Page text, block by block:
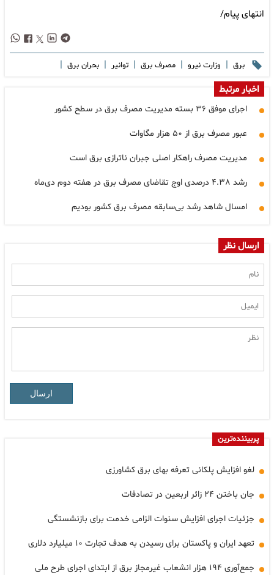
انتهای پیام/
برق | وزارت نیرو | مصرف برق | توانیر | بحران برق |
اخبار مرتبط
اجرای موفق ۳۶ بسته مدیریت مصرف برق در سطح کشور
عبور مصرف برق از ۵۰ هزار مگاوات
مدیریت مصرف راهکار اصلی جبران ناترازی برق است
رشد ۴.۳۸ درصدی اوج تقاضای مصرف برق در هفته دوم دی‌ماه
امسال شاهد رشد بی‌سابقه مصرف برق کشور بودیم
ارسال نظر
ارسال
پربیننده‌ترین
لغو افزایش پلکانی تعرفه بهای برق کشاورزی
جان باختن ۲۴ زائر اربعین در تصادفات
جزئیات اجرای افزایش سنوات الزامی خدمت برای بازنشستگی
تعهد ایران و پاکستان برای رسیدن به هدف تجارت ۱۰ میلیارد دلاری
جمع‌آوری ۱۹۴ هزار انشعاب غیرمجاز برق از ابتدای اجرای طرح ملی